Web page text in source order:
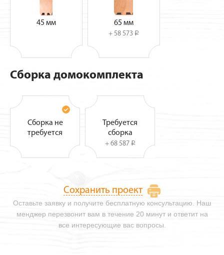
45 мм 65 мм
+ 58 573 i
Сборка домокомплекта
Сборка не
требуется
Требуется
сборка
+ 68 587 i
Оставьте заявку и получите бесплатную консультацию. Наш
менджер перезвонит вам в течение 20 минут и ответит на
все интересующие вас вопросы.
Сохранить проект